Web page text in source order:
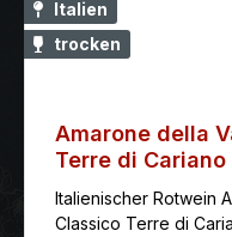
Italien
trocken
Amarone della
Terre di
Beretta
Italienischer Rotwein
Classico Terre di